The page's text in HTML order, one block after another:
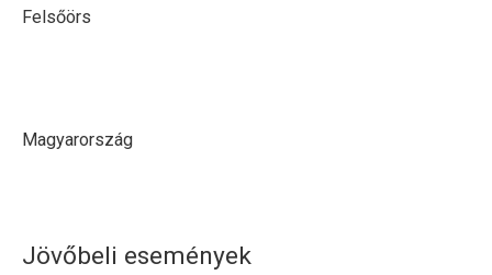
Felsőörs
Magyarország
Jövőbeli események